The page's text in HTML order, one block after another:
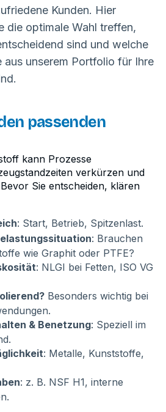
Kunden. Hier
die optimale Wahl treffen,
sind und welche
unserem Portfolio für Ihre
passenden
kann Prozesse
verkürzen und
Sie entscheiden, klären
: Start, Betrieb, Spitzenlast.
: Brauchen
wie Graphit oder PTFE?
: NLGI bei Fetten, ISO VG
Besonders wichtig bei
& Benetzung: Speziell im
: Metalle, Kunststoffe,
: z. B. NSF H1, interne